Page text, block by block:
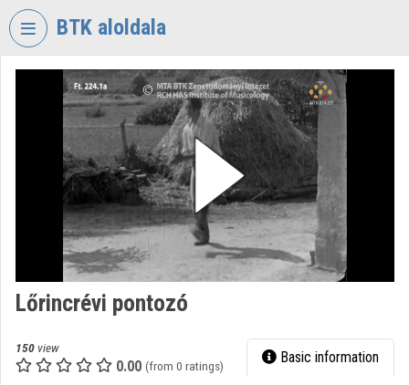
Skip header
BTK aloldala
VIDEOTORIUM
RESEARCH
CENTRE
HUMANTITIES
Organization home
Log In
Categories
Lőrincrévi pontozó
150 view
0.00 (from 0 ratings) Basic information